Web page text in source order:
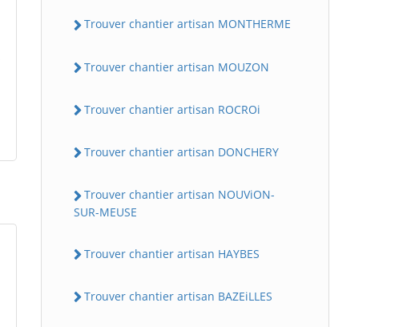
Trouver chantier artisan MONTHERME
Trouver chantier artisan MOUZON
Trouver chantier artisan ROCROi
Trouver chantier artisan DONCHERY
Trouver chantier artisan NOUViON-
SUR-MEUSE
Trouver chantier artisan HAYBES
Trouver chantier artisan BAZEiLLES